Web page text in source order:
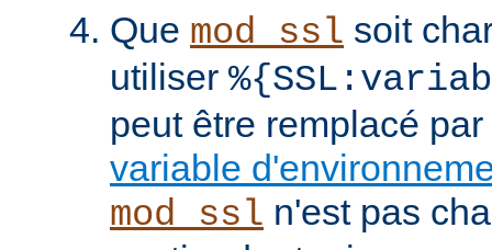
Que mod_ssl soit
utiliser
peut être remplacé
variable
mod_ssl n'est pas